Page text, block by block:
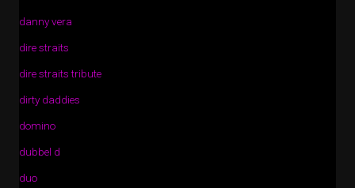
danny vera
dire straits
dire straits tribute
dirty daddies
domino
dubbel d
duo